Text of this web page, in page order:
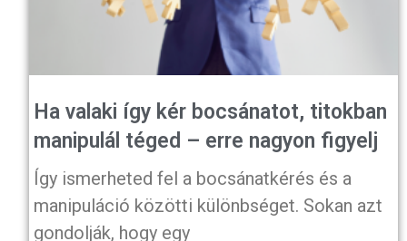
Ha valaki így kér bocsánatot, titokban
manipulál téged – erre nagyon figyelj
Így ismerheted fel a bocsánatkérés és a
manipuláció közötti különbséget. Sokan azt
gondolják, hogy egy